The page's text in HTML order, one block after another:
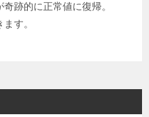
跡的に正常値に復帰。
す。